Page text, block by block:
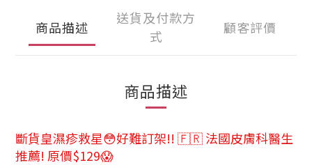
商品描述
送貨及付款方
式
顧客評價
商品描述
斷貨皇濕疹救星😳好難訂架!! 🇫🇷 法國皮膚科醫生
推薦! 原價$129😱